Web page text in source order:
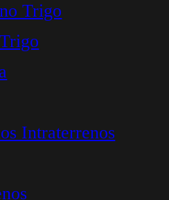
Trigo
Intraterrenos